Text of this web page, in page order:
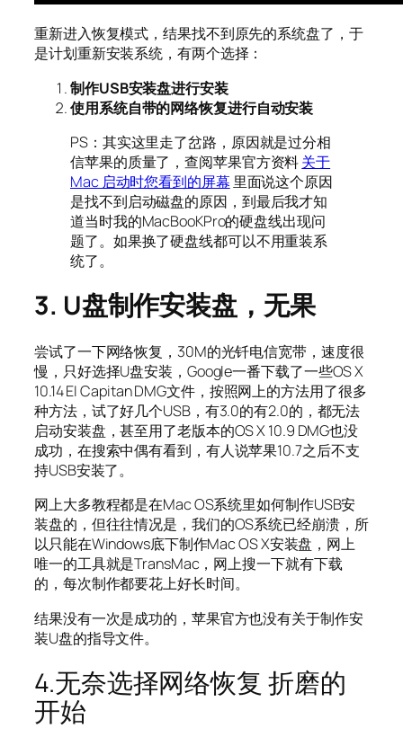
重新进入恢复模式，结果找不到原先的系统盘了，于
是计划重新安装系统，有两个选择：
制作USB安装盘进行安装
使用系统自带的网络恢复进行自动安装
PS：其实这里走了岔路，原因就是过分相
信苹果的质量了，查阅苹果官方资料关于
Mac 启动时您看到的屏幕 里面说这个原因
是找不到启动磁盘的原因，到最后我才知
道当时我的MacBooKPro的硬盘线出现问
题了。如果换了硬盘线都可以不用重装系
统了。
3. U盘制作安装盘，无果
尝试了一下网络恢复，30M的光钎电信宽带，速度很
慢，只好选择U盘安装，Google一番下载了一些OS X
10.14 EI Capitan DMG文件，按照网上的方法用了很多
种方法，试了好几个USB，有3.0的有2.0的，都无法
启动安装盘，甚至用了老版本的OS X 10.9 DMG也没
成功，在搜索中偶有看到，有人说苹果10.7之后不支
持USB安装了。
网上大多教程都是在Mac OS系统里如何制作USB安
装盘的，但往往情况是，我们的OS系统已经崩溃，所
以只能在Windows底下制作Mac OS X安装盘，网上
唯一的工具就是TransMac，网上搜一下就有下载
的，每次制作都要花上好长时间。
结果没有一次是成功的，苹果官方也没有关于制作安
装U盘的指导文件。
4.无奈选择网络恢复 折磨的
开始